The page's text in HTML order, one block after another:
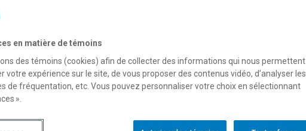
en matière de témoins
des témoins (cookies) afin de collecter des informations qui nous permettent
votre expérience sur le site, de vous proposer des contenus vidéo, d’analyser les
de fréquentation, etc. Vous pouvez personnaliser votre choix en sélectionnant
».